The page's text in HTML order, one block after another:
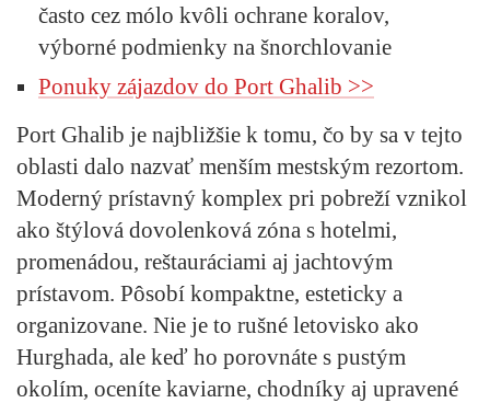
často cez mólo kvôli ochrane koralov,
výborné podmienky na šnorchlovanie
Ponuky zájazdov do Port Ghalib >>
Port Ghalib je najbližšie k tomu, čo by sa v tejto
oblasti dalo nazvať menším mestským rezortom.
Moderný prístavný komplex pri pobreží vznikol
ako štýlová dovolenková zóna s hotelmi,
promenádou, reštauráciami aj jachtovým
prístavom. Pôsobí kompaktne, esteticky a
organizovane. Nie je to rušné letovisko ako
Hurghada, ale keď ho porovnáte s pustým
okolím, oceníte kaviarne, chodníky aj upravené